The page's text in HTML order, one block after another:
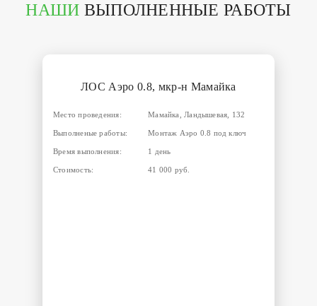
НАШИ ВЫПОЛНЕННЫЕ РАБОТЫ
ЛОС Аэро 0.8, мкр-н Мамайка
Место проведения: Мамайка, Ландышевая, 132
Выполненые работы: Монтаж Аэро 0.8 под ключ
Время выполнения: 1 день
Стоимость: 41 000 руб.